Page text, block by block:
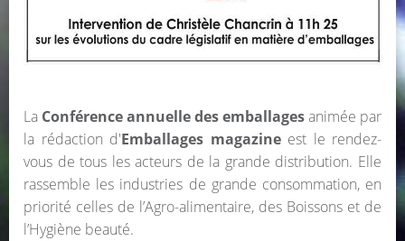
La Conférence annuelle des emballagesanimée par
la rédaction d'Emballages magazineest le rendez-
vous de tous les acteurs de la grande distribution. Elle
rassemble les industries de grande consommation, en
priorité celles de l’Agro-alimentaire, des Boissons et de
l’Hygiène beauté.